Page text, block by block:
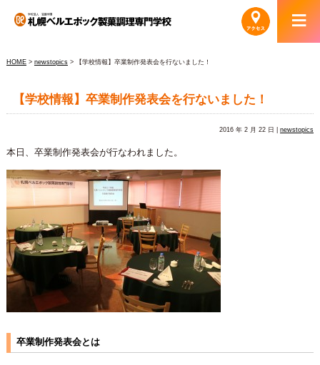
HOME> newstopics> 【学校情報】卒業制作発表会を行ないました！
【学校情報】卒業制作発表会を行ないました！
2016 年 2 月 22 日 |newstopics
本日、卒業制作発表会が行なわれました。
卒業制作発表会とは